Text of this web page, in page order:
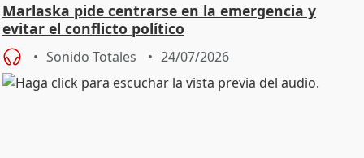
Marlaska pide centrarse en la emergencia y
evitar el conflicto político
Sonido Totales 24/07/2026